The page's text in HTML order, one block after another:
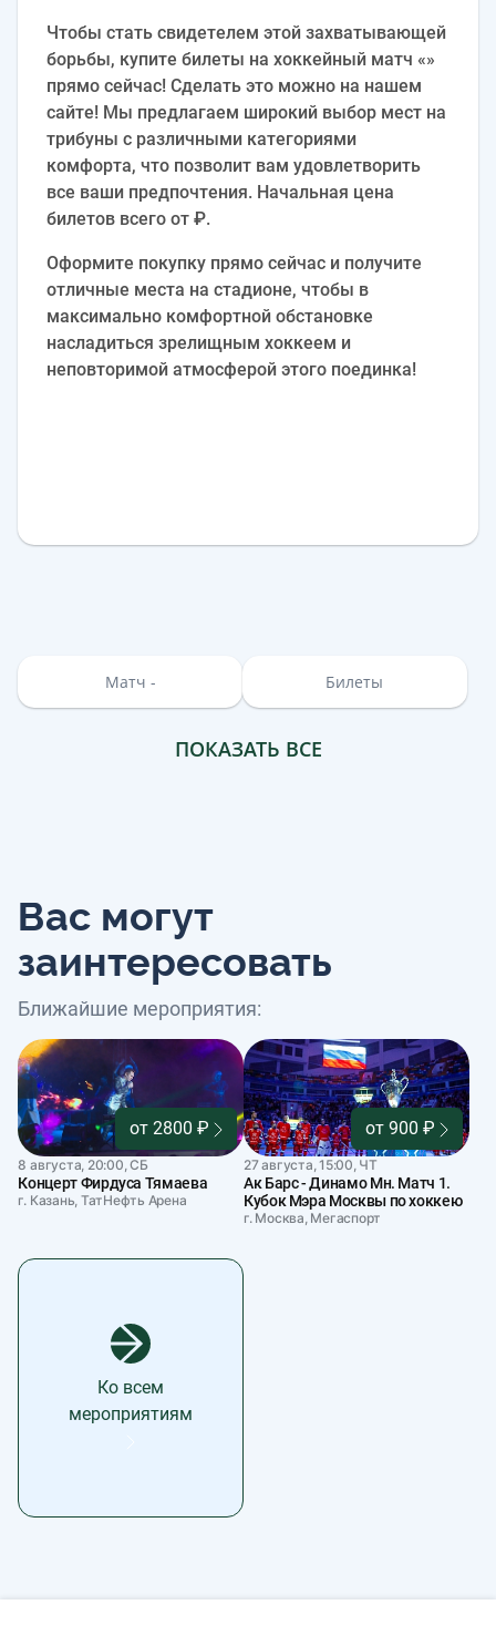
Чтобы стать свидетелем этой захватывающей
борьбы, купите билеты на хоккейный матч «»
прямо сейчас! Сделать это можно на нашем
сайте! Мы предлагаем широкий выбор мест на
трибуны с различными категориями
комфорта, что позволит вам удовлетворить
все ваши предпочтения. Начальная цена
билетов всего от ₽.
Оформите покупку прямо сейчас и получите
отличные места на стадионе, чтобы в
максимально комфортной обстановке
насладиться зрелищным хоккеем и
неповторимой атмосферой этого поединка!
Матч - Билеты
ПОКАЗАТЬ ВСЕ
Вас могут
заинтересовать
Ближайшие мероприятия:
от 2800 ₽
8 августа, 20:00, СБ
Концерт Фирдуса Тямаева
г. Казань, ТатНефть Арена
от 900 ₽
27 августа, 15:00, ЧТ
Ак Барс - Динамо Мн. Матч 1.
Кубок Мэра Москвы по хоккею
г. Москва, Мегаспорт
Ко всем
мероприятиям